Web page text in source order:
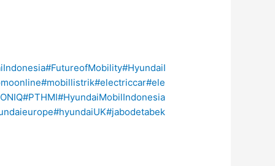
#FutureofMobility#HyundaiI
#mobillistrik#electriccar#ele
#PTHMI#HyundaiMobilIndonesia
#hyundaiUK#jabodetabek